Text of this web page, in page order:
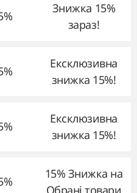
Знижка 15%
зараз!
Ексклюзивна
знижка 15%!
Ексклюзивна
знижка 15%!
15% Знижка на
Обрані товари